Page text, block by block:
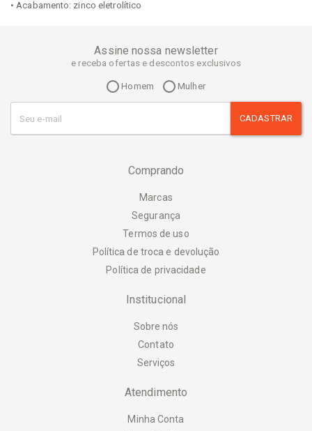
• Acabamento: zinco eletrolítico
Assine nossa newsletter
e receba ofertas e descontos exclusivos
Homem Mulher
CADASTRAR
Comprando
Marcas
Segurança
Termos de uso
Política de troca e devolução
Política de privacidade
Institucional
Sobre nós
Contato
Serviços
Atendimento
Minha Conta